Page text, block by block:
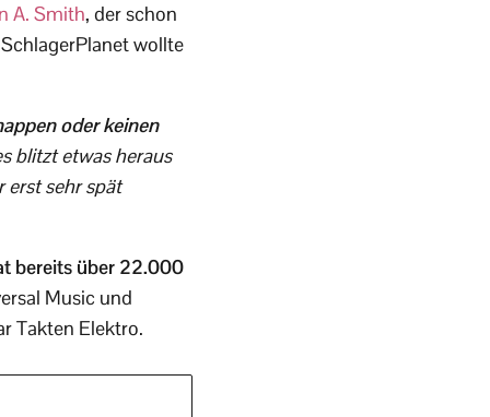
A. Smith, der schon
wollte
oder keinen
blitzt etwas heraus
erst sehr spät
bereits über 22.000
Music und
Takten Elektro.